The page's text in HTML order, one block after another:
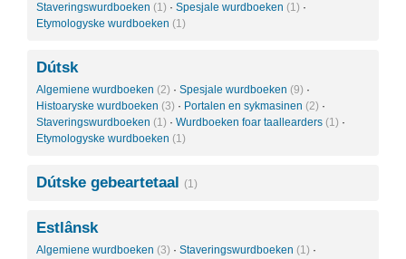
Staveringswurdboeken (1) · Spesjale wurdboeken (1) ·
Etymologyske wurdboeken (1)
Dútsk
Algemiene wurdboeken (2) · Spesjale wurdboeken (9) ·
Histoaryske wurdboeken (3) · Portalen en sykmasinen (2) ·
Staveringswurdboeken (1) · Wurdboeken foar taallearders (1) ·
Etymologyske wurdboeken (1)
Dútske gebeartetaal (1)
Estlânsk
Algemiene wurdboeken (3) · Staveringswurdboeken (1) ·